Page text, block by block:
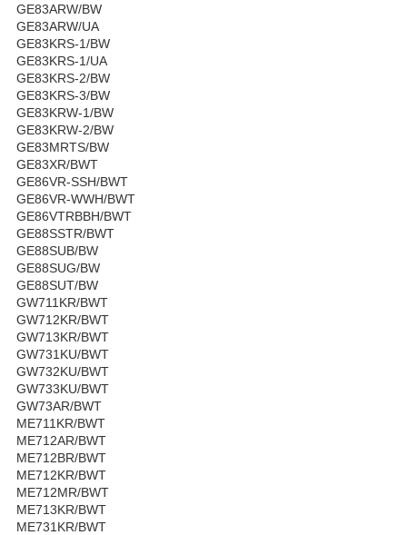
GE83ARW/BW
GE83ARW/UA
GE83KRS-1/BW
GE83KRS-1/UA
GE83KRS-2/BW
GE83KRS-3/BW
GE83KRW-1/BW
GE83KRW-2/BW
GE83MRTS/BW
GE83XR/BWT
GE86VR-SSH/BWT
GE86VR-WWH/BWT
GE86VTRBBH/BWT
GE88SSTR/BWT
GE88SUB/BW
GE88SUG/BW
GE88SUT/BW
GW711KR/BWT
GW712KR/BWT
GW713KR/BWT
GW731KU/BWT
GW732KU/BWT
GW733KU/BWT
GW73AR/BWT
ME711KR/BWT
ME712AR/BWT
ME712BR/BWT
ME712KR/BWT
ME712MR/BWT
ME713KR/BWT
ME731KR/BWT